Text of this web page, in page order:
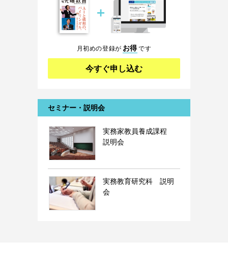
＋
月初めの登録が お得です
今すぐ申し込む
セミナー・説明会
実務家教員養成課程
説明会
実務教育研究科 説明
会